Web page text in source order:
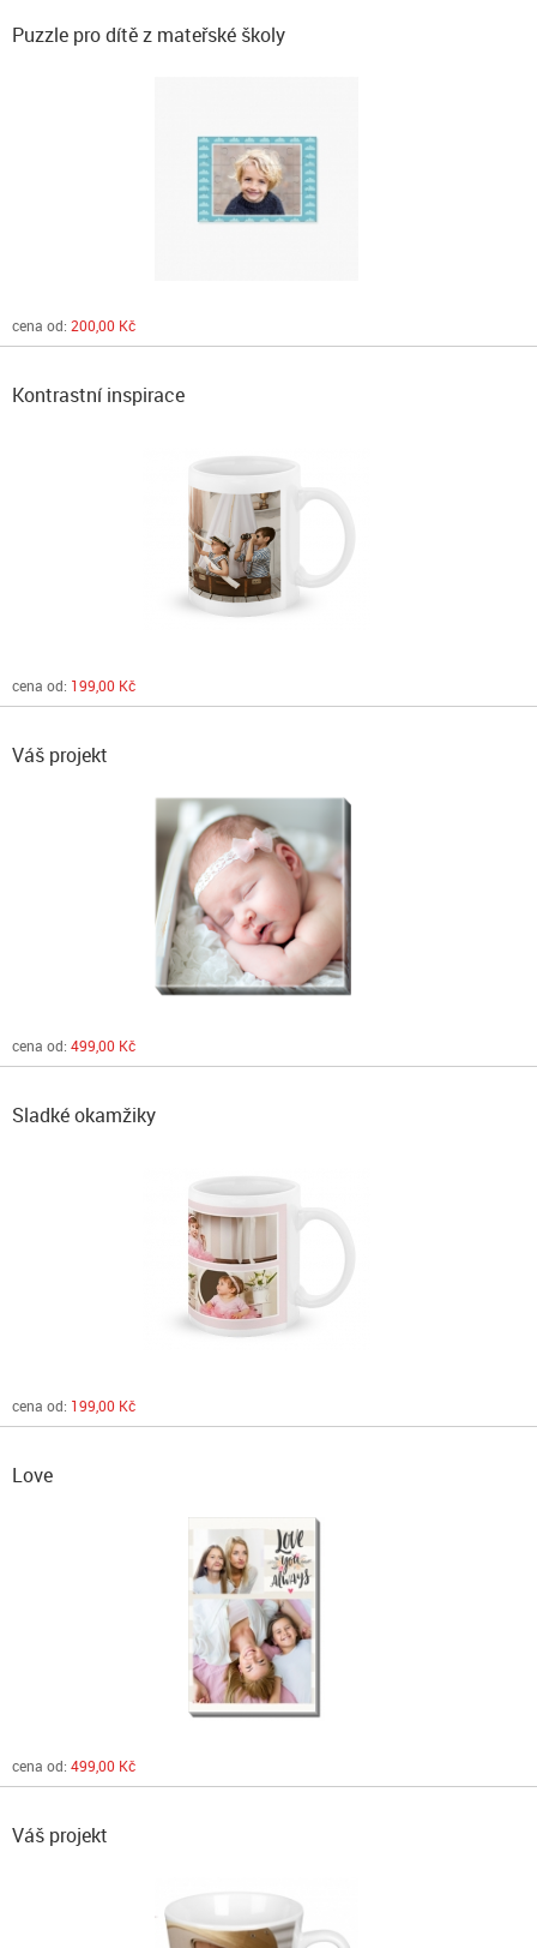
Puzzle pro dítě z mateřské školy
cena od: 200,00 Kč
Kontrastní inspirace
cena od: 199,00 Kč
Váš projekt
cena od: 499,00 Kč
Sladké okamžiky
cena od: 199,00 Kč
Love
cena od: 499,00 Kč
Váš projekt